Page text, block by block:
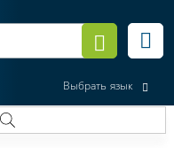
Выбрать язык